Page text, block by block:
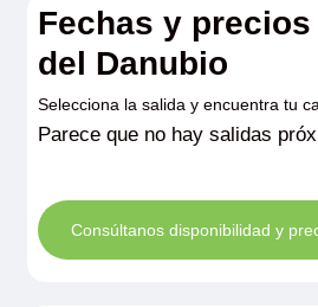
Fechas y
del Danubio
Selecciona la salida y encuentra tu
Parece que no hay salidas
Consúltanos disponibilidad y